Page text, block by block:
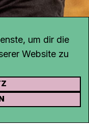
um dir die
Website zu